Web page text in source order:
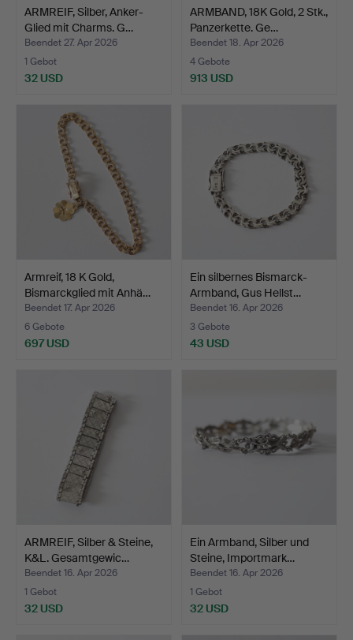
ARMREIF, Silber, Anker-
Glied mit Charms. G…
Beendet 27. Apr 2026
1 Gebot
32 USD
ARMBAND, 18K Gold, 2 Stk.,
Panzerkette. Ge…
Beendet 18. Apr 2026
4 Gebote
913 USD
Armreif, 18 K Gold,
Bismarckglied mit Anhä…
Beendet 17. Apr 2026
6 Gebote
697 USD
Ein silbernes Bismarck-
Armband, Gus Hellst…
Beendet 16. Apr 2026
3 Gebote
43 USD
ARMREIF, Silber & Steine,
K&L. Gesamtgewic…
Beendet 16. Apr 2026
1 Gebot
32 USD
Ein Armband, Silber und
Steine, Importmark…
Beendet 16. Apr 2026
1 Gebot
32 USD